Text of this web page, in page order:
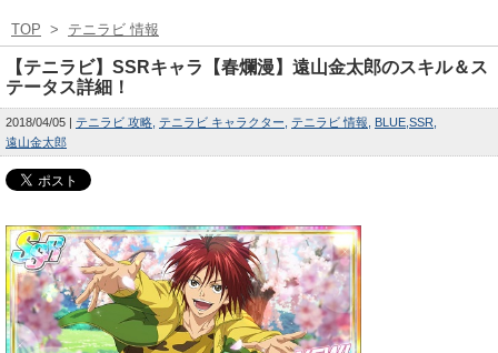
TOP > テニラビ 情報
【テニラビ】SSRキャラ【春爛漫】遠山金太郎のスキル＆ス
テータス詳細！
2018/04/05 テニラビ 攻略 テニラビ キャラクター テニラビ 情報 BLUE SSR
遠山金太郎